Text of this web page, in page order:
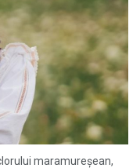
maramureșean,